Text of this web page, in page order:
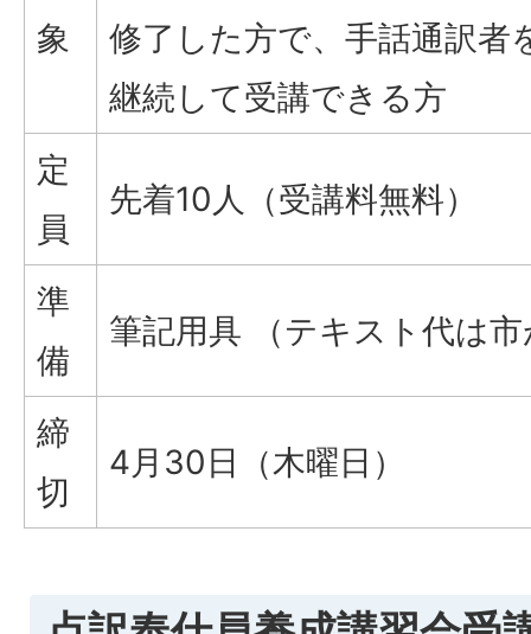
象
修了した方で、手話通訳者
継続して受講できる方
定
員
先着10人（受講料無料）
準
備
筆記用具 （テキスト代は
締
切
4月30日（木曜日）